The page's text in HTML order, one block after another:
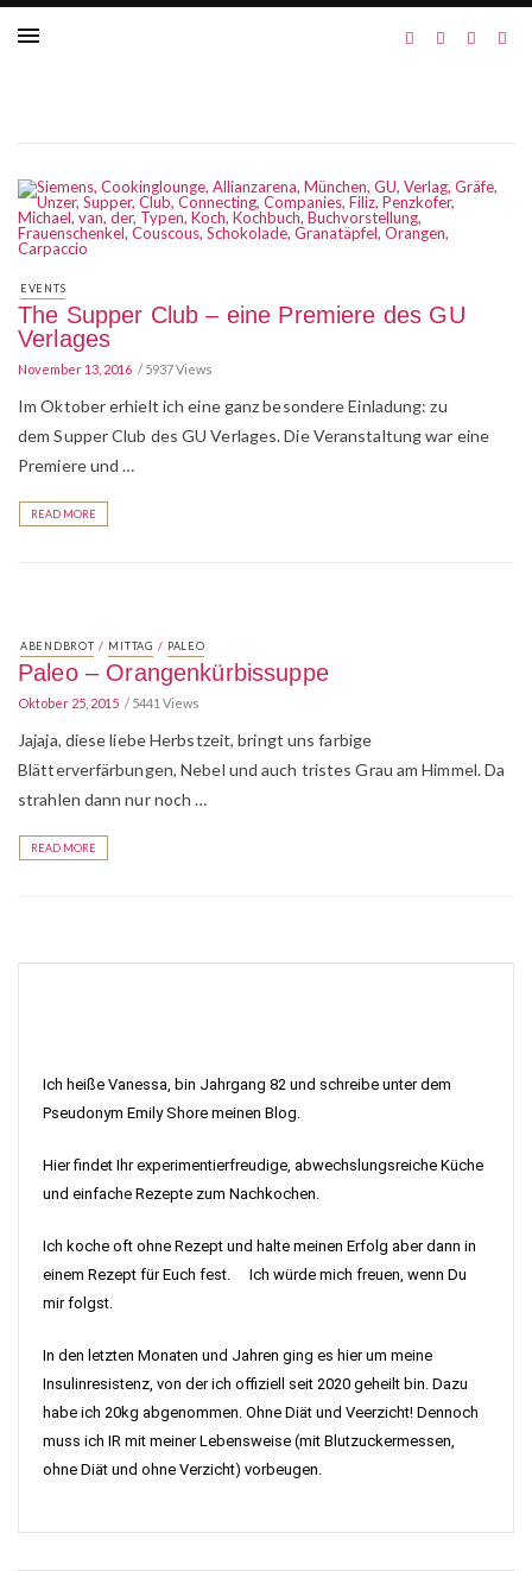
EVENTS
The Supper Club – eine Premiere des GU
Verlages
November 13, 2016 5937 Views
Im Oktober erhielt ich eine ganz besondere Einladung: zu
dem Supper Club des GU Verlages. Die Veranstaltung war eine
Premiere und …
READ MORE
ABENDBROT / MITTAG / PALEO
Paleo – Orangenkürbissuppe
Oktober 25, 2015 5441 Views
Jajaja, diese liebe Herbstzeit, bringt uns farbige
Blätterverfärbungen, Nebel und auch tristes Grau am Himmel. Da
strahlen dann nur noch …
READ MORE
Ich heiße Vanessa, bin Jahrgang 82 und schreibe unter dem
Pseudonym Emily Shore meinen Blog.
Hier findet Ihr experimentierfreudige, abwechslungsreiche Küche
und einfache Rezepte zum Nachkochen.
Ich koche oft ohne Rezept und halte meinen Erfolg aber dann in
einem Rezept für Euch fest. Ich würde mich freuen, wenn Du
mir folgst.
In den letzten Monaten und Jahren ging es hier um meine
Insulinresistenz, von der ich offiziell seit 2020 geheilt bin. Dazu
habe ich 20kg abgenommen. Ohne Diät und Veerzicht! Dennoch
muss ich IR mit meiner Lebensweise (mit Blutzuckermessen,
ohne Diät und ohne Verzicht) vorbeugen.